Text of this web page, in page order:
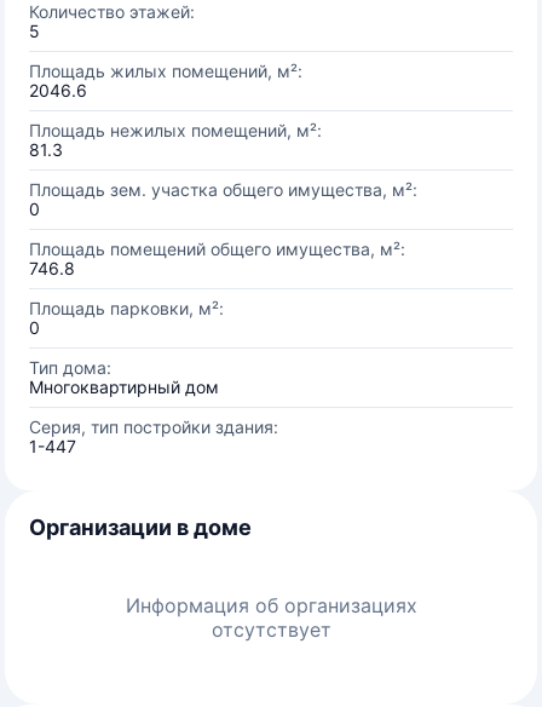
Количество этажей:
5
Площадь жилых помещений, м²:
2046.6
Площадь нежилых помещений, м²:
81.3
Площадь зем. участка общего имущества, м²:
0
Площадь помещений общего имущества, м²:
746.8
Площадь парковки, м²:
0
Тип дома:
Многоквартирный дом
Серия, тип постройки здания:
1-447
Организации в доме
Информация об организациях
отсутствует